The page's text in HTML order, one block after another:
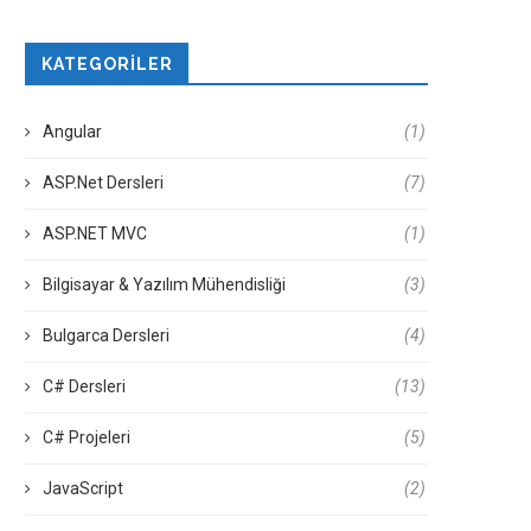
KATEGORILER
Angular (1)
ASP.Net Dersleri (7)
ASP.NET MVC (1)
Bilgisayar & Yazılım Mühendisliği (3)
Bulgarca Dersleri (4)
C# Dersleri (13)
C# Projeleri (5)
JavaScript (2)